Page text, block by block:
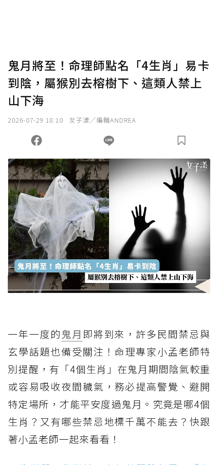
鬼月將至！命理師點名「4生肖」易卡
到陰，屬猴別去榕樹下、這類人禁上
山下海
2026-07-29 18:10 女子漾／編輯ANDREA
一年一度的鬼月 即將到來，許多民間禁忌與
玄學話題也備受關注！命理專家小孟老師特
別提醒，有「4個生肖」在鬼月期間陰氣較重
或容易吸收夜間穢氣，務必提高警覺、避開
特定場所，才能平安度過鬼月。究竟是哪4個
生肖？又有哪些禁忌地標千萬不能去？快跟
著小孟老師一起來看看！